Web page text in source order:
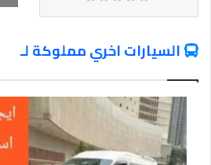
السيارات اخري مملوكة لـ